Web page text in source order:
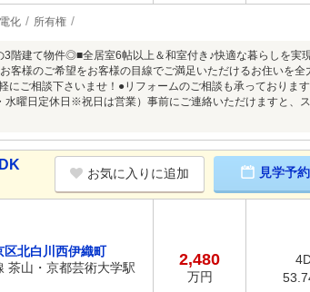
化 所有権
階建て物件◎■全居室6帖以上＆和室付き♪快適な暮らしを実
様のご希望をお客様の目線でご満足いただけるお住いを
にご相談下さいませ！●リフォームのご相談も承っておりま
曜日定休日※祝日は営業）事前にご連絡いただけますと、
お気に入りに追加 見学予
区北白川西伊織町
茶山・京都芸術大学駅
2,480
万円